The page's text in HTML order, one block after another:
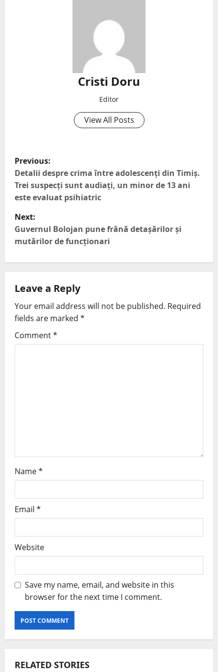
Cristi Doru
Editor
View All Posts
Previous:
Detalii despre crima între adolescenți din Timiș.
Trei suspecți sunt audiați, un minor de 13 ani
este evaluat psihiatric
Next:
Guvernul Bolojan pune frână detașărilor și
mutărilor de funcționari
Leave a Reply
Your email address will not be published. Required
fields are marked *
Comment*
Name*
Email *
Website
Save my name, email, and website in this
browser for the next time I comment.
RELATED STORIES